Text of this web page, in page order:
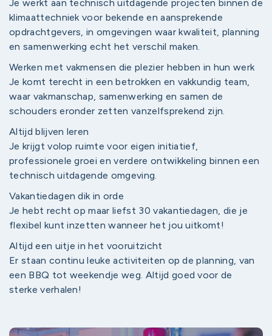
Je werkt aan technisch uitdagende projecten binnen de
klimaattechniek voor bekende en aansprekende
opdrachtgevers, in omgevingen waar kwaliteit, planning
en samenwerking echt het verschil maken.
Werken met vakmensen die plezier hebben in hun werk
Je komt terecht in een betrokken en vakkundig team,
waar vakmanschap, samenwerking en samen de
schouders eronder zetten vanzelfsprekend zijn.
Altijd blijven leren
Je krijgt volop ruimte voor eigen initiatief,
professionele groei en verdere ontwikkeling binnen een
technisch uitdagende omgeving.
Vakantiedagen dik in orde
Je hebt recht op maar liefst 30 vakantiedagen, die je
flexibel kunt inzetten wanneer het jou uitkomt!
Altijd een uitje in het vooruitzicht
Er staan continu leuke activiteiten op de planning, van
een BBQ tot weekendje weg. Altijd goed voor de
sterke verhalen!